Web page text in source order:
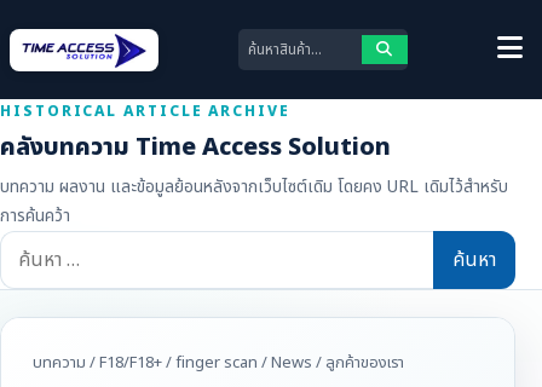
HISTORICAL ARTICLE ARCHIVE
คลังบทความ Time Access Solution
บทความ ผลงาน และข้อมูลย้อนหลังจากเว็บไซต์เดิม โดยคง URL เดิมไว้สำหรับ
การค้นคว้า
ค้นหา
สำหรับ:
บทความ /F18/F18+/finger scan /News / ลูกค้าของเรา